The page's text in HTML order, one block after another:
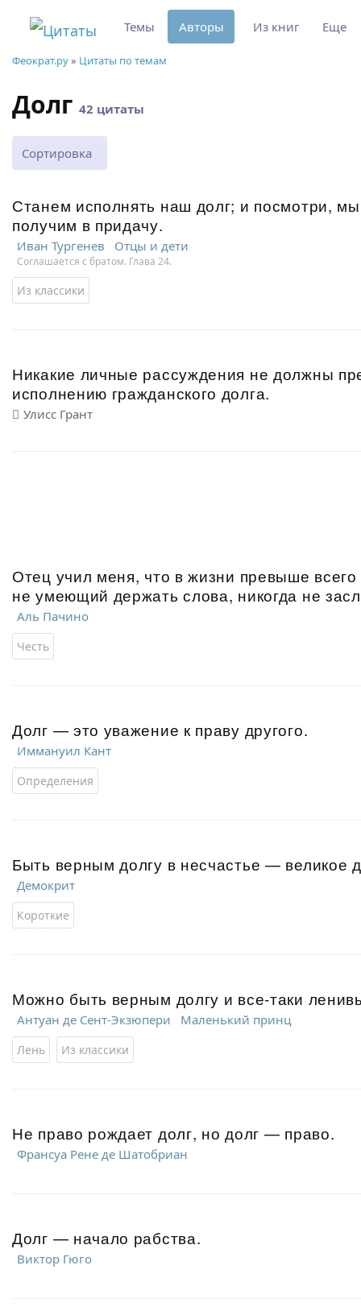
Феократ.ру» Цитаты по темам
Долг 42 цитаты
Сортировка
Станем исполнять наш долг; и посмотри,
получим в придачу.
Иван Тургенев Отцы и дети
Соглашается с братом. Глава 24.
Из классики
Никакие личные рассуждения не должны
исполнению гражданского долга.
Улисс Грант
Отец учил меня, что в жизни превыше всего
не умеющий держать слова, никогда не
Аль Пачино
Честь
Долг — это уважение к праву другого.
Иммануил Кант
Определения
Быть верным долгу в несчастье — великое
Демокрит
Короткие
Можно быть верным долгу и все-таки
Антуан де Сент-Экзюпери Маленький принц
Лень Из классики
Не право рождает долг, но долг — право.
Франсуа Рене де Шатобриан
Долг — начало рабства.
Виктор Гюго
Темы Авторы Из книг Еще